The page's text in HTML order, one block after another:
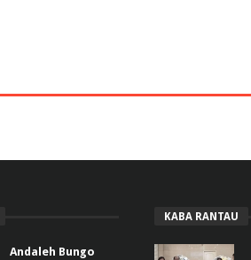
Andaleh Bungo
KABA RANTAU